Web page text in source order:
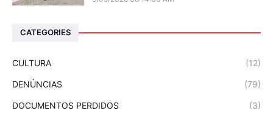
CATEGORIES
CULTURA (12)
DENÚNCIAS (79)
DOCUMENTOS PERDIDOS (3)